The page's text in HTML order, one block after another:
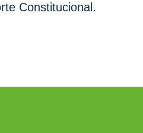
Constitucional.